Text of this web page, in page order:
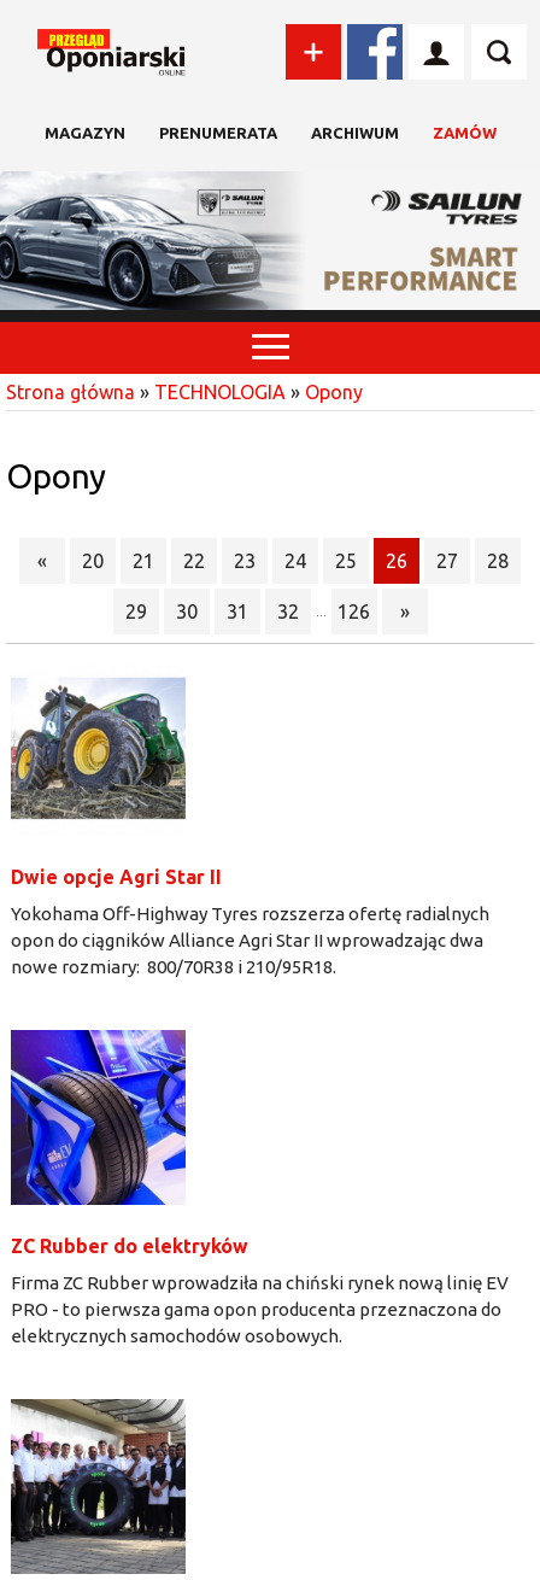
MAGAZYN PRENUMERATA ARCHIWUM ZAMÓW
Strona główna » TECHNOLOGIA » Opony
Opony
« 20 21 22 23 24 25 26 27 28
29 30 31 32 126 »
Dwie opcje Agri Star II
Yokohama Off-Highway Tyres rozszerza ofertę radialnych
opon do ciągników Alliance Agri Star II wprowadzając dwa
nowe rozmiary: 800/70R38 i 210/95R18.
ZC Rubber do elektryków
Firma ZC Rubber wprowadziła na chiński rynek nową linię EV
PRO - to pierwsza gama opon producenta przeznaczona do
elektrycznych samochodów osobowych.